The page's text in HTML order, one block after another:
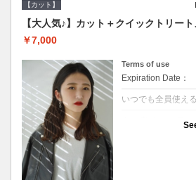
【カット】
【大人気♪】カット＋クイックトリート
￥7,000
Terms of use
Expiration Date：
いつでも全員使え